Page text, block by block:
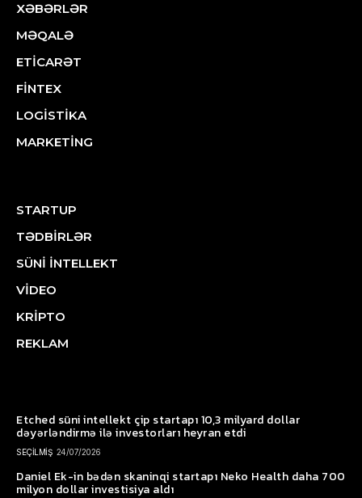
XƏBƏRLƏR
MƏQALƏ
ETİCARƏT
FİNTEX
LOGİSTİKA
MARKETİNG
STARTUP
TƏDBİRLƏR
SÜNİ İNTELLEKT
VİDEO
KRİPTO
REKLAM
Etched süni intellekt çip startapı 10,3 milyard dollar
dəyərləndirmə ilə investorları heyran etdi
SEÇİLMİŞ 24/07/2026
Daniel Ek-in bədən skaninqi startapı Neko Health daha 700
milyon dollar investisiya aldı